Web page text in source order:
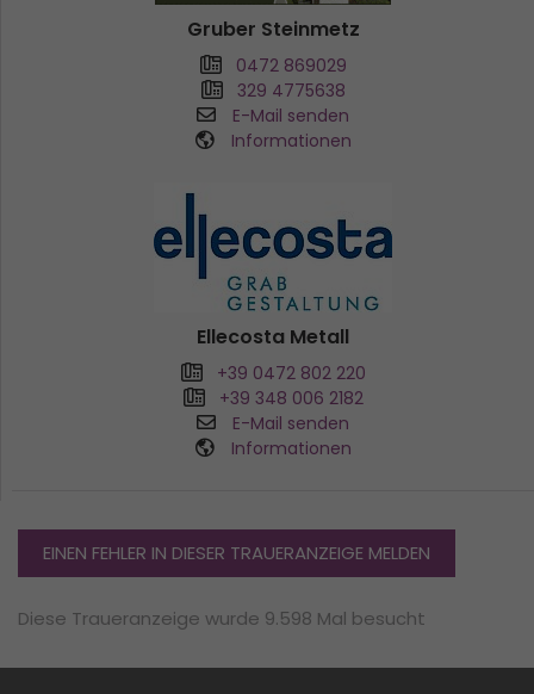
Gruber Steinmetz
0472 869029
329 4775638
E-Mail senden
Informationen
Ellecosta Metall
+39 0472 802 220
+39 348 006 2182
E-Mail senden
Informationen
EINEN FEHLER IN DIESER TRAUERANZEIGE MELDEN
Diese Traueranzeige wurde 9.598 Mal besucht